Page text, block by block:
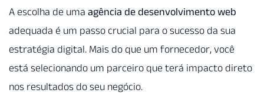
A escolha de uma agência de desenvolvimento web
adequada é um passo crucial para o sucesso da sua
estratégia digital. Mais do que um fornecedor, você
está selecionando um parceiro que terá impacto direto
nos resultados do seu negócio.